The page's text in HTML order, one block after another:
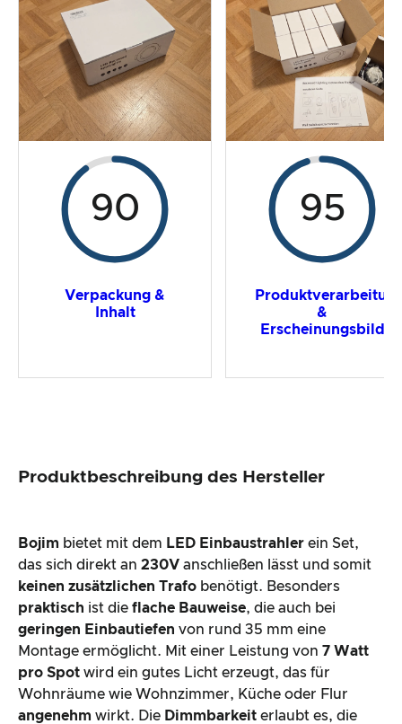
Preis-/ Leistungsverhältnis
Gesamtergebnis
90
Verpackung &
Inhalt
95
&
Erscheinungsbild
Produktbeschreibung des Hersteller
Bojim bietet mit dem LED Einbaustrahler ein Set,
das sich direkt an 230V anschließen lässt und somit
keinen zusätzlichen Trafo benötigt. Besonders
praktisch ist die flache Bauweise, die auch bei
geringen Einbautiefen von rund 35 mm eine
Montage ermöglicht. Mit einer Leistung von 7 Watt
pro Spot wird ein gutes Licht erzeugt, das für
Wohnräume wie Wohnzimmer, Küche oder Flur
angenehm wirkt. Die Dimmbarkeit erlaubt es, die